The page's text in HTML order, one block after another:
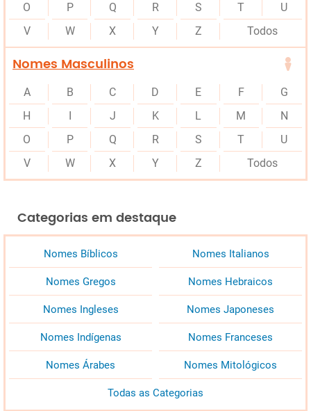
O
P Q R S T
U
V
W X Y Z Todos
Nomes Masculinos
A B C D E F
G
H
J K L M
N
O
P Q R S T
U
V
W X Y Z Todos
Categorias em destaque
Nomes Bíblicos Nomes Italianos
Nomes Gregos Nomes Hebraicos
Nomes Ingleses Nomes Japoneses
Nomes Indígenas Nomes Franceses
Nomes Árabes Nomes Mitológicos
Todas as Categorias